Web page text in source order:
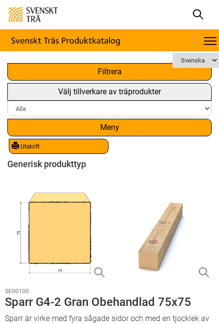
Filtrera
Välj tillverkare av träprodukter
Meny
Utskrift
x
Generisk produkttyp
SE00100
Sparr G4-2 Gran Obehandlad 75x75
Sparr är virke med fyra sågade sidor och med en tjocklek av